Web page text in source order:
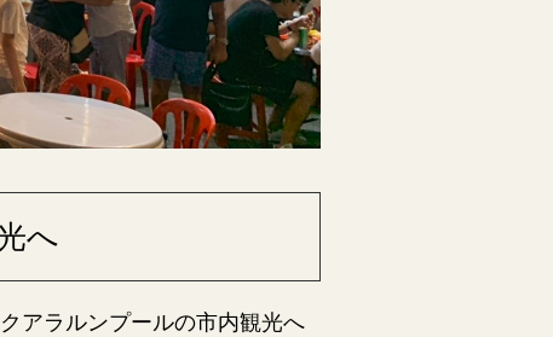
へ
アラルンプールの市内観光へ